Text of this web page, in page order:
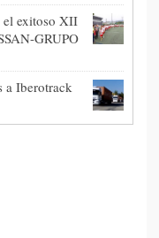
el exitoso XII
GRUPO
a Iberotrack